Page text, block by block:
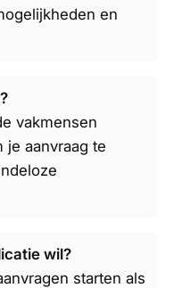
en
vakmensen
aanvraag te
wil?
starten als